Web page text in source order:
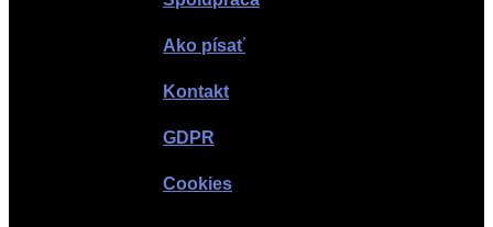
Ako písať
Kontakt
GDPR
Cookies